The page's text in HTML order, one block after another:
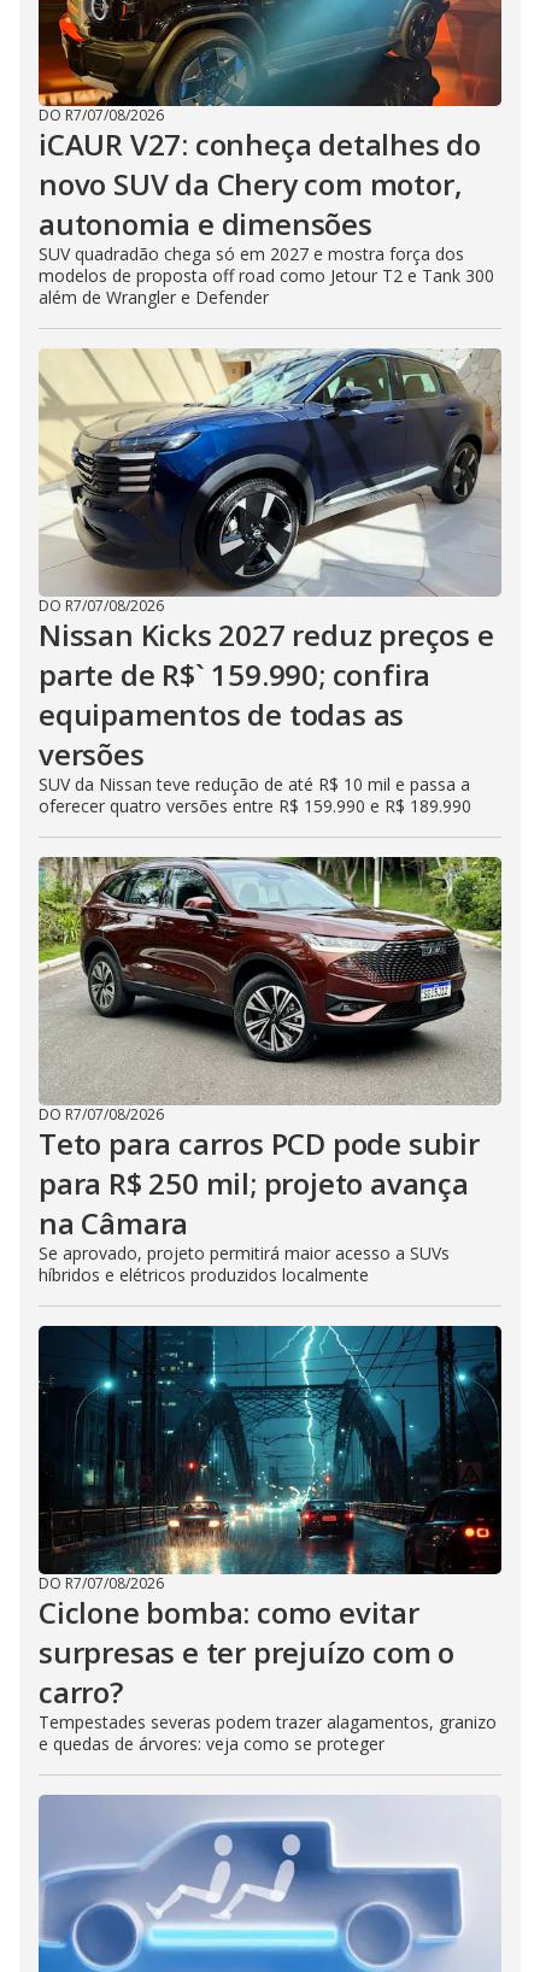
DO R7/07/08/2026
iCAUR V27: conheça detalhes do
novo SUV da Chery com motor,
autonomia e dimensões
SUV quadradão chega só em 2027 e mostra força dos
modelos de proposta off road como Jetour T2 e Tank 300
além de Wrangler e Defender
DO R7/07/08/2026
Nissan Kicks 2027 reduz preços e
parte de R$` 159.990; confira
equipamentos de todas as
versões
SUV da Nissan teve redução de até R$ 10 mil e passa a
oferecer quatro versões entre R$ 159.990 e R$ 189.990
DO R7/07/08/2026
Teto para carros PCD pode subir
para R$ 250 mil; projeto avança
na Câmara
Se aprovado, projeto permitirá maior acesso a SUVs
híbridos e elétricos produzidos localmente
DO R7/07/08/2026
Ciclone bomba: como evitar
surpresas e ter prejuízo com o
carro?
Tempestades severas podem trazer alagamentos, granizo
e quedas de árvores: veja como se proteger